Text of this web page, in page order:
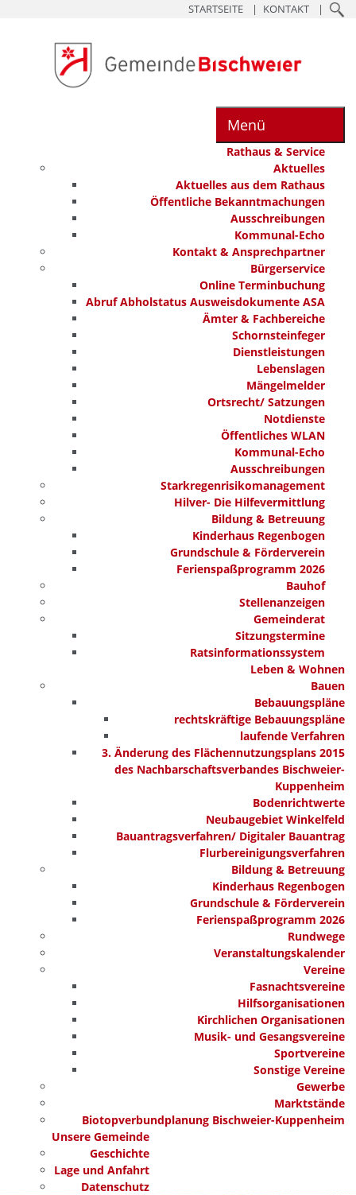
STARTSEITE KONTAKT
Menü
Rathaus & Service
Aktuelles
Aktuelles aus dem Rathaus
Öffentliche Bekanntmachungen
Ausschreibungen
Kommunal-Echo
Kontakt & Ansprechpartner
Bürgerservice
Online Terminbuchung
Abruf Abholstatus Ausweisdokumente ASA
Ämter & Fachbereiche
Schornsteinfeger
Dienstleistungen
Lebenslagen
Mängelmelder
Ortsrecht/ Satzungen
Notdienste
Öffentliches WLAN
Kommunal-Echo
Ausschreibungen
Starkregenrisikomanagement
Hilver- Die Hilfevermittlung
Bildung & Betreuung
Kinderhaus Regenbogen
Grundschule & Förderverein
Ferienspaßprogramm 2026
Bauhof
Stellenanzeigen
Gemeinderat
Sitzungstermine
Ratsinformationssystem
Leben & Wohnen
Bauen
Bebauungspläne
rechtskräftige Bebauungspläne
laufende Verfahren
3. Änderung des Flächennutzungsplans 2015
des Nachbarschaftsverbandes Bischweier-
Kuppenheim
Bodenrichtwerte
Neubaugebiet Winkelfeld
Bauantragsverfahren/ Digitaler Bauantrag
Flurbereinigungsverfahren
Bildung & Betreuung
Kinderhaus Regenbogen
Grundschule & Förderverein
Ferienspaßprogramm 2026
Rundwege
Veranstaltungskalender
Vereine
Fasnachtsvereine
Hilfsorganisationen
Kirchlichen Organisationen
Musik- und Gesangsvereine
Sportvereine
Sonstige Vereine
Gewerbe
Marktstände
Biotopverbundplanung Bischweier-Kuppenheim
Unsere Gemeinde
Geschichte
Lage und Anfahrt
Datenschutz